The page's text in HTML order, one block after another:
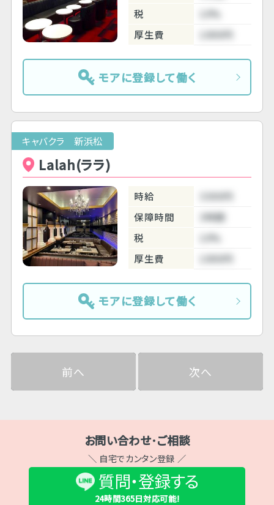
税
10%
厚生費
1000円
モアに登録して働く
キャバクラ 新浜松
Lalah(ララ)
時給
3300円
保障時間
3時間
税
10%
厚生費
1000円
モアに登録して働く
前へ 次へ
お問い合わせ･ご相談
＼ 自宅でカンタン登録 ／
質問・登録する
24時間365日対応可能!